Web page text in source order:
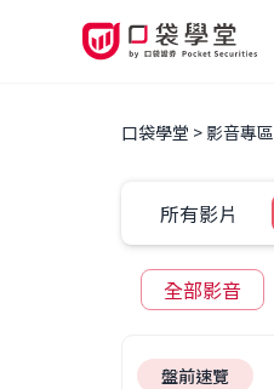
口袋學堂 影音專區
所有影片
全部影音
盤前速覽